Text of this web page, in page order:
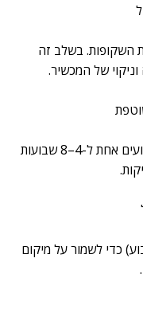
השקופות. בשלב זה
של המכשיר.
במהלך הטיפול, יש להגיע לביקורים קבועים אחת ל-4–8 שבועות
כדי לשמור על מיקום